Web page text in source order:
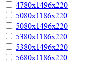
4780х1496х220
5080х1186х220
5080х1496х220
5380х1186х220
5380х1496х220
5680х1186х220